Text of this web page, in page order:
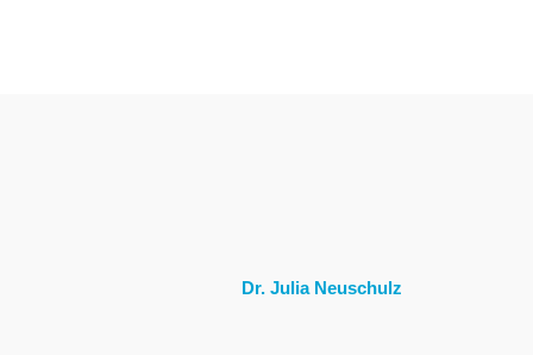
Dr. Julia Neuschulz